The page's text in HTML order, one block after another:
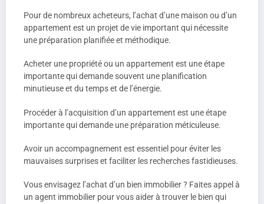
Pour de nombreux acheteurs, l’achat d’une maison ou d’un
appartement est un projet de vie important qui nécessite
une préparation planifiée et méthodique.
Acheter une propriété ou un appartement est une étape
importante qui demande souvent une planification
minutieuse et du temps et de l’énergie.
Procéder à l’acquisition d’un appartement est une étape
importante qui demande une préparation méticuleuse.
Avoir un accompagnement est essentiel pour éviter les
mauvaises surprises et faciliter les recherches fastidieuses.
Vous envisagez l’achat d’un bien immobilier ? Faites appel à
un agent immobilier pour vous aider à trouver le bien qui